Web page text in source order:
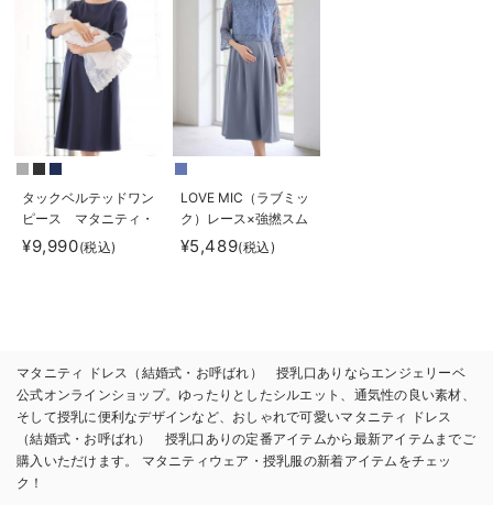
タックベルテッドワン
ピース マタニティ・
授乳服【出産後も長く
使える】
¥9,990(税込)
LOVE MIC（ラブミッ
ク）レース×強撚スム
ースフレアーワンピー
ス マタニティ・授乳
¥5,489(税込)
マタニティ ドレス（結婚式・お呼ばれ） 授乳口ありならエンジェリーベ
公式オンラインショップ。ゆったりとしたシルエット、通気性の良い素材、
そして授乳に便利なデザインなど、おしゃれで可愛いマタニティ ドレス
（結婚式・お呼ばれ） 授乳口ありの定番アイテムから最新アイテムまでご
購入いただけます。 マタニティウェア・授乳服の新着アイテムをチェッ
ク！